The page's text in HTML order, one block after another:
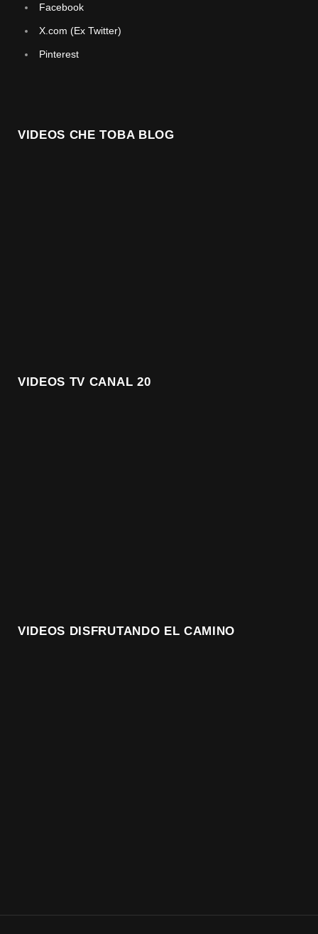
Facebook
X.com (Ex Twitter)
Pinterest
VIDEOS CHE TOBA BLOG
VIDEOS TV CANAL 20
VIDEOS DISFRUTANDO EL CAMINO